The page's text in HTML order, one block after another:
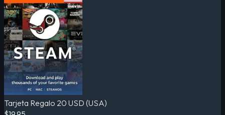
Tarjeta Regalo 20 USD (USA)